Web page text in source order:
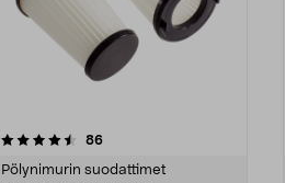
86arvostelut
Pölynimurin suodattimet
4.5 viidestä